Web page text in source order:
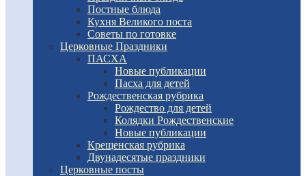
Постные блюда
Кухня Великого поста
Советы по готовке
Церковные Праздники
ПАСХА
Новые публикации
Пасха для детей
Рождественская рубрика
Рождество для детей
Колядки Рождественские
Новые публикации
Крещенская рубрика
Двунадесятые праздники
Церковные посты